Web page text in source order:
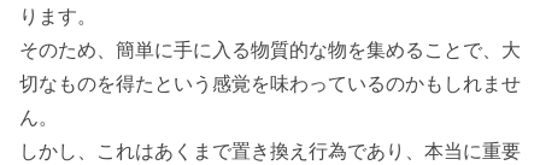
ります。
そのため、簡単に手に入る物質的な物を集めることで、大
切なものを得たという感覚を味わっているのかもしれませ
ん。
しかし、これはあくまで置き換え行為であり、本当に重要